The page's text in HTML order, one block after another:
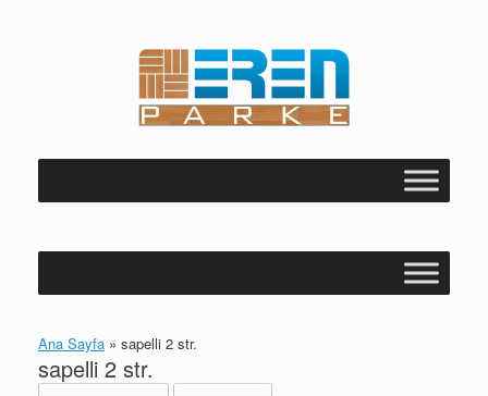
Ana Sayfa » sapelli 2 str.
sapelli 2 str.